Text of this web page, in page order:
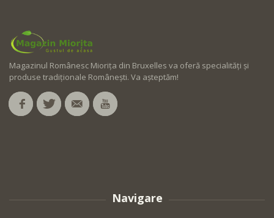
Magazinul Românesc Miorița din Bruxelles va oferă specialități și
produse tradiționale Românești. Va așteptăm!
Navigare